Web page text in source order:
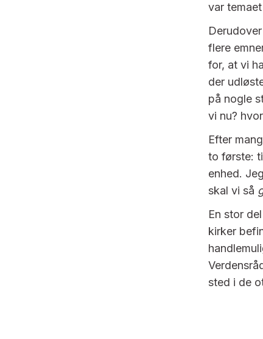
var
flere
for, at vi
der
på nogle
vi nu?
Efter
to første:
enhed.
skal vi så
En stor
kirker
sted i de